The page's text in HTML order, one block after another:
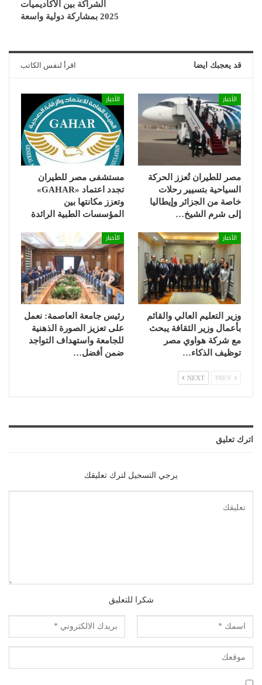
الشراكة بين الأكاديميات
2025 بمشاركة دولية واسعة
قد يعجبك ايضا اقرأ لنفس الكاتب
الأخبار
مصر للطيران تُعزز الحركة
السياحية بتسيير رحلات
خاصة من الجزائر وإيطاليا
إلى شرم الشيخ…
الأخبار
مستشفى مصر للطيران
تجدد اعتماد «GAHAR»
وتعزز مكانتها بين
المؤسسات الطبية الرائدة
الأخبار
وزير التعليم العالي والقائم
بأعمال وزير الثقافة يبحث
مع شركة هواوي مصر
توظيف الذكاء…
الأخبار
رئيس جامعة العاصمة: نعمل
على تعزيز الصورة الذهنية
للجامعة واستهداف التواجد
ضمن أفضل…
NEXT
اترك تعليق
يرجي التسجيل لترك تعليقك
شكرا للتعليق